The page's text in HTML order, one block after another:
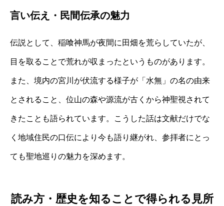
言い伝え・民間伝承の魅力
伝説として、稲喰神馬が夜間に田畑を荒らしていたが、
目を取ることで荒れが収まったというものがあります。
また、境内の宮川が伏流する様子が「水無」の名の由来
とされること、位山の森や源流が古くから神聖視されて
きたことも語られています。こうした話は文献だけでな
く地域住民の口伝により今も語り継がれ、参拝者にとっ
ても聖地巡りの魅力を深めます。
読み方・歴史を知ることで得られる見所